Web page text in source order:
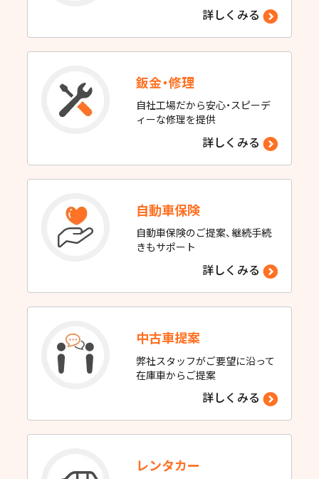
詳しくみる
鈑金・修理
自社工場だから安心・スピーデ
ィーな修理を提供
詳しくみる
自動車保険
自動車保険のご提案、継続手続
きもサポート
詳しくみる
中古車提案
弊社スタッフがご要望に沿って
在庫車からご提案
詳しくみる
レンタカー